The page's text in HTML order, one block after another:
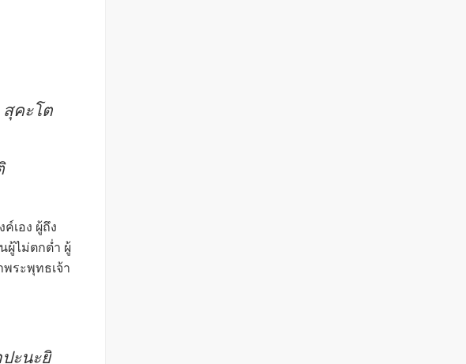
คะโต
เอง ผู้ถึง
ผู้ไม่ตกต่ำ ผู้
ระพุทธเจ้า
ะนะยิ